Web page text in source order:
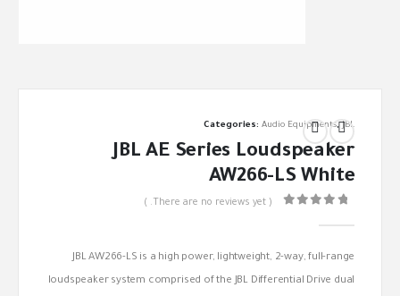
Categories:Audio Equipments,JBL
JBL AE Series Loudspeaker
AW266-LS White
( There are no reviews yet. )
JBL AW266-LS is a high power, lightweight, 2-way, full-range
loudspeaker system comprised of the JBL Differential Drive dual